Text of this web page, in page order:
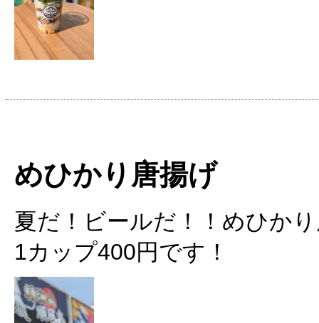
めひかり唐揚げ
夏だ！ビールだ！！めひか
1カップ400円です！